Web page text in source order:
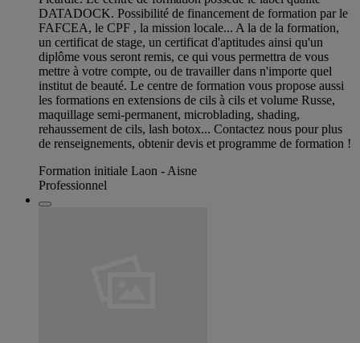
DATADOCK. Possibilité de financement de formation par le
FAFCEA, le CPF , la mission locale... A la de la formation,
un certificat de stage, un certificat d'aptitudes ainsi qu'un
diplôme vous seront remis, ce qui vous permettra de vous
mettre à votre compte, ou de travailler dans n'importe quel
institut de beauté. Le centre de formation vous propose aussi
les formations en extensions de cils à cils et volume Russe,
maquillage semi-permanent, microblading, shading,
rehaussement de cils, lash botox... Contactez nous pour plus
de renseignements, obtenir devis et programme de formation !
Formation initiale Laon - Aisne
Professionnel